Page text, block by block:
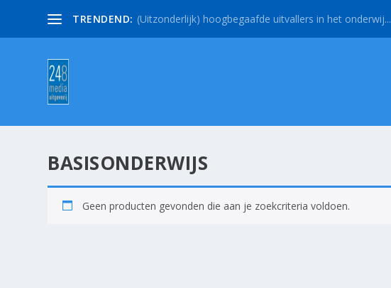
TRENDEND: (Uitzonderlijk) hoogbegaafde uitvallers in het onderwij...
BASISONDERWIJS
Geen producten gevonden die aan je zoekcriteria voldoen.